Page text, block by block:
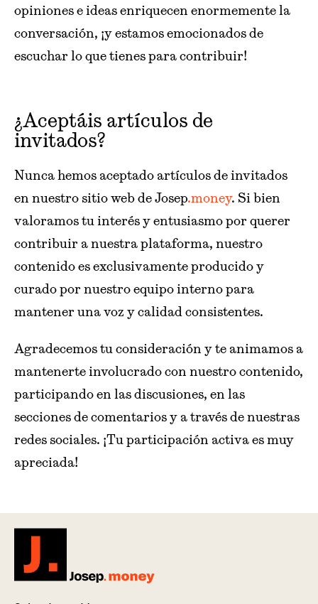
opiniones e ideas enriquecen enormemente la
conversación, ¡y estamos emocionados de
escuchar lo que tienes para contribuir!
¿Aceptáis artículos de
invitados?
Nunca hemos aceptado artículos de invitados
en nuestro sitio web de Josep.money. Si bien
valoramos tu interés y entusiasmo por querer
contribuir a nuestra plataforma, nuestro
contenido es exclusivamente producido y
curado por nuestro equipo interno para
mantener una voz y calidad consistentes.
Agradecemos tu consideración y te animamos a
mantenerte involucrado con nuestro contenido,
participando en las discusiones, en las
secciones de comentarios y a través de nuestras
redes sociales. ¡Tu participación activa es muy
apreciada!